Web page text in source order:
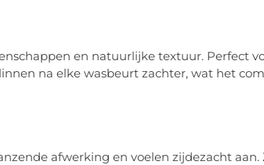
en natuurlijke textuur. Perfect
na elke wasbeurt zachter, wat het
afwerking en voelen zijdezacht aan.